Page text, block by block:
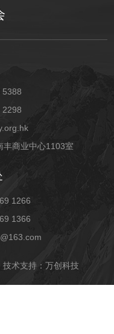
5388
2298
丰商业中心1103室
1266
1366
技术支持：万创科技